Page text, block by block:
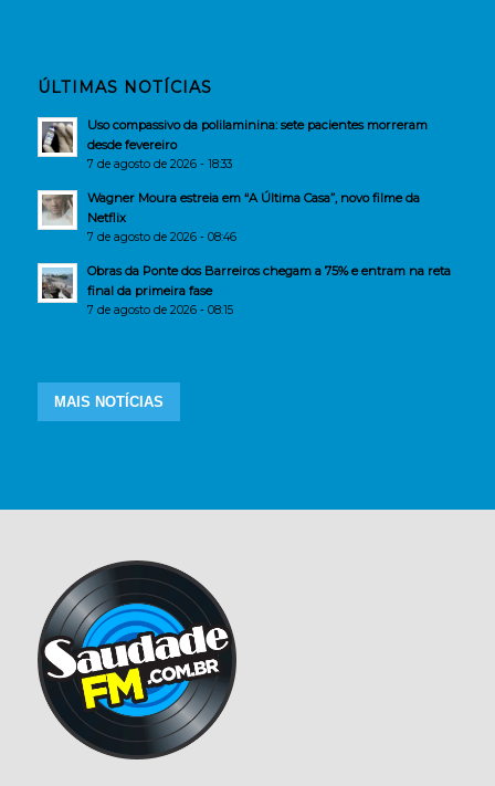
ÚLTIMAS NOTÍCIAS
Uso compassivo da polilaminina: sete pacientes morreram
desde fevereiro
7 de agosto de 2026 - 18:33
Wagner Moura estreia em “A Última Casa”, novo filme da
Netflix
7 de agosto de 2026 - 08:46
Obras da Ponte dos Barreiros chegam a 75% e entram na reta
final da primeira fase
7 de agosto de 2026 - 08:15
MAIS NOTÍCIAS